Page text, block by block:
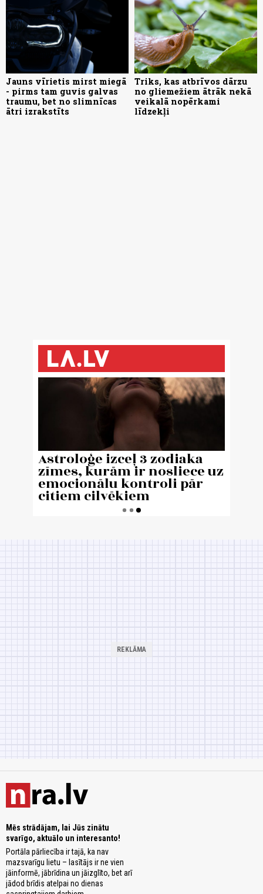
Jauns vīrietis mirst miegā
- pirms tam guvis galvas
traumu, bet no slimnīcas
ātri izrakstīts
Triks, kas atbrīvos dārzu
no gliemežiem ātrāk nekā
veikalā nopērkami
līdzekļi
Mēs strādājam, lai Jūs zinātu
svarīgo, aktuālo un interesanto!
Portāla pārliecība ir tajā, ka nav
mazsvarīgu lietu – lasītājs ir ne vien
jāinformē, jābrīdina un jāizglīto, bet arī
jādod brīdis atelpai no dienas